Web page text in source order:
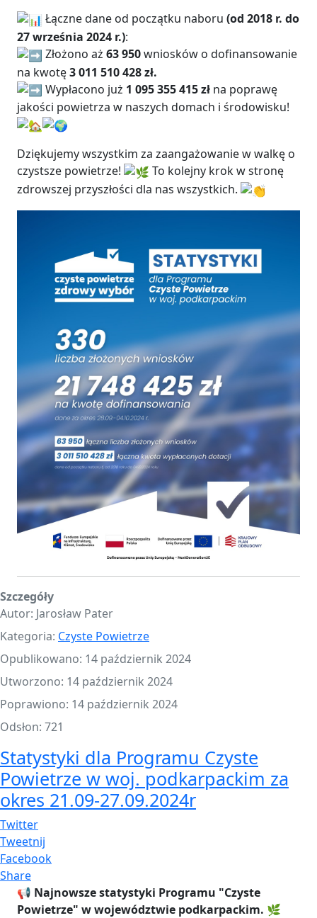
Łączne dane od początku naboru (od 2018 r. do
27 września 2024 r.):
Złożono aż 63 950wniosków o dofinansowanie
na kwotę3 011 510 428 zł.
Wypłacono już 1 095 355 415 zł na poprawę
jakości powietrza w naszych domach i środowisku!
Dziękujemy wszystkim za zaangażowanie w walkę o
czystsze powietrze!
To kolejny krok w stronę
zdrowszej przyszłości dla nas wszystkich.
Szczegóły
Autor: Jarosław Pater
Kategoria: Czyste Powietrze
Opublikowano: 14 październik 2024
Utworzono: 14 październik 2024
Poprawiono: 14 październik 2024
Odsłon: 721
Statystyki dla Programu Czyste
Powietrze w woj. podkarpackim za
okres 21.09-27.09.2024r
Twitter
Tweetnij
Facebook
Share
📢 Najnowsze statystyki Programu "Czyste
Powietrze" w województwie podkarpackim. 🌿